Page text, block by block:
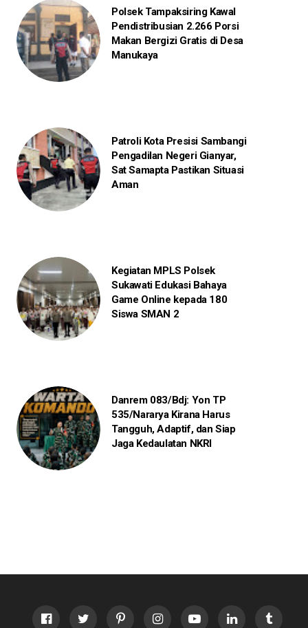
Polsek Tampaksiring Kawal
Pendistribusian 2.266 Porsi
Makan Bergizi Gratis di Desa
Manukaya
Patroli Kota Presisi Sambangi
Pengadilan Negeri Gianyar,
Sat Samapta Pastikan Situasi
Aman
Kegiatan MPLS Polsek
Sukawati Edukasi Bahaya
Game Online kepada 180
Siswa SMAN 2
Danrem 083/Bdj: Yon TP
535/Nararya Kirana Harus
Tangguh, Adaptif, dan Siap
Jaga Kedaulatan NKRI